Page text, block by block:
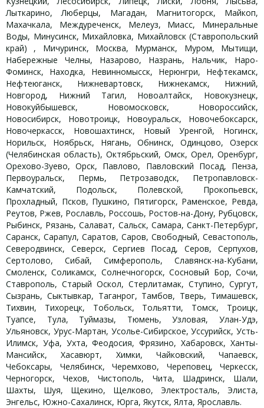
Лыткарино, Люберцы, Магадан, Магнитогорск, Майкоп,
Махачкала, Междуреченск, Мелеуз, Миасс, Минеральные
Воды, Минусинск, Михайловка, Михайловск (Ставропольский
край) , Мичуринск, Москва, Мурманск, Муром, Мытищи,
Набережные Челны, Назарово, Назрань, Нальчик, Наро-
Фоминск, Находка, Невинномысск, Нерюнгри, Нефтекамск,
Нефтеюганск, Нижневартовск, Нижнекамск, Нижний,
Новгород, Нижний Тагил, Новоалтайск, Новокузнецк,
Новокуйбышевск, Новомосковск, Новороссийск,
Новосибирск, Новотроицк, Новоуральск, Новочебоксарск,
Новочеркасск, Новошахтинск, Новый Уренгой, Ногинск,
Норильск, Ноябрьск, Нягань, Обнинск, Одинцово, Озерск
(Челябинская область), Октябрьский, Омск, Орел, Оренбург,
Орехово-Зуево, Орск, Павлово, Павловский Посад, Пенза,
Первоуральск, Пермь, Петрозаводск, Петропавловск-
Камчатский, Подольск, Полевской, Прокопьевск,
Прохладный, Псков, Пушкино, Пятигорск, Раменское, Ревда,
Реутов, Ржев, Рославль, Россошь, Ростов-на-Дону, Рубцовск,
Рыбинск, Рязань, Салават, Сальск, Самара, Санкт-Петербург,
Саранск, Сарапул, Саратов, Саров, Свободный, Севастополь,
Северодвинск, Северск, Сергиев Посад, Серов, Серпухов,
Сертолово, Сибай, Симферополь, Славянск-на-Кубани,
Смоленск, Соликамск, Солнечногорск, Сосновый Бор, Сочи,
Ставрополь, Старый Оскол, Стерлитамак, Ступино, Сургут,
Сызрань, Сыктывкар, Таганрог, Тамбов, Тверь, Тимашевск,
Тихвин, Тихорецк, Тобольск, Тольятти, Томск, Троицк,
Туапсе, Тула, Туймазы, Тюмень, Узловая, Улан-Удэ,
Ульяновск, Урус-Мартан, Усолье-Сибирское, Уссурийск, Усть-
Илимск, Уфа, Ухта, Феодосия, Фрязино, Хабаровск, Ханты-
Мансийск, Хасавюрт, Химки, Чайковский, Чапаевск,
Чебоксары, Челябинск, Черемхово, Череповец, Черкесск,
Черногорск, Чехов, Чистополь, Чита, Шадринск, Шали,
Шахты, Шуя, Щекино, Щелково, Электросталь, Элиста,
Энгельс, Южно-Сахалинск, Юрга, Якутск, Ялта, Ярославль.